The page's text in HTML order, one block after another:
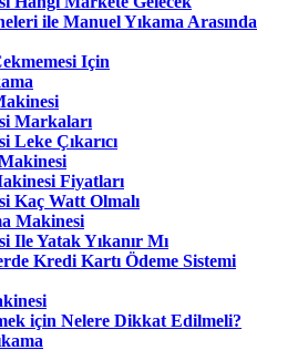
ile Manuel Yıkama Arasında
Için
Markaları
Leke Çıkarıcı
Fiyatları
Kaç Watt Olmalı
Makinesi
Ile Yatak Yıkanır Mı
Kredi Kartı Ödeme Sistemi
için Nelere Dikkat Edilmeli?